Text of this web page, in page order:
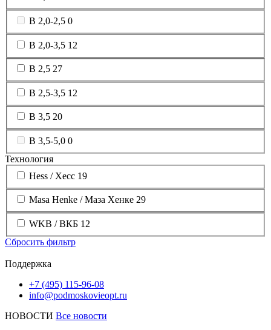
B 2,0-2,5 0
B 2,0-3,5 12
B 2,5 27
B 2,5-3,5 12
B 3,5 20
B 3,5-5,0 0
Технология
Hess / Хесс 19
Masa Henke / Маза Хенке 29
WKB / ВКБ 12
Сбросить фильтр
Поддержка
+7 (495) 115-96-08
info@podmoskovieopt.ru
НОВОСТИ Все новости